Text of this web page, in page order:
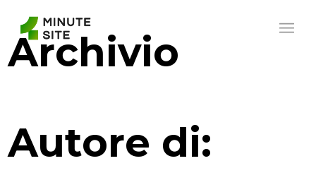
Archivio
Autore di: